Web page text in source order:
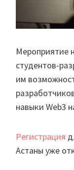
Мероприятие
студентов-
им
навыки Web3
Регистрация
Астаны уже